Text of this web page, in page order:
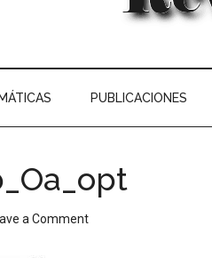
PUBLICACIONES
a Comment